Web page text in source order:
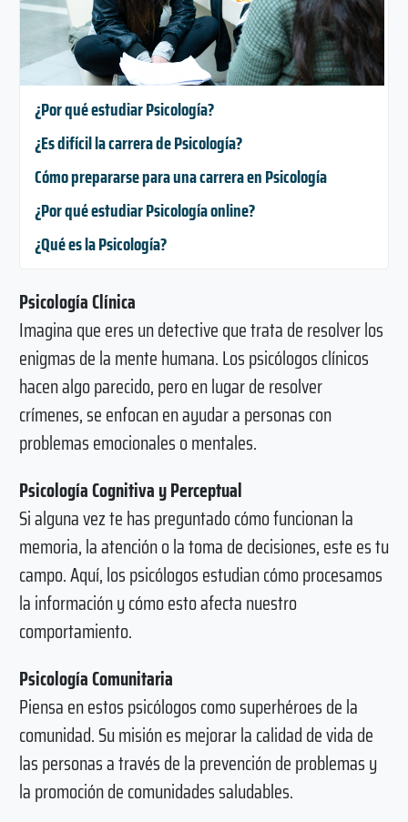
¿Por qué estudiar Psicología?
¿Es difícil la carrera de Psicología?
Cómo prepararse para una carrera en Psicología
¿Por qué estudiar Psicología online?
¿Qué es la Psicología?
Psicología Clínica
Imagina que eres un detective que trata de resolver los
enigmas de la mente humana. Los psicólogos clínicos
hacen algo parecido, pero en lugar de resolver
crímenes, se enfocan en ayudar a personas con
problemas emocionales o mentales.
Psicología Cognitiva y Perceptual
Si alguna vez te has preguntado cómo funcionan la
memoria, la atención o la toma de decisiones, este es tu
campo. Aquí, los psicólogos estudian cómo procesamos
la información y cómo esto afecta nuestro
comportamiento.
Psicología Comunitaria
Piensa en estos psicólogos como superhéroes de la
comunidad. Su misión es mejorar la calidad de vida de
las personas a través de la prevención de problemas y
la promoción de comunidades saludables.